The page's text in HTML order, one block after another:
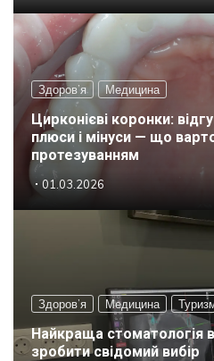
Здоров’я Медицина
Цирконієві коронки:
плюси і мінуси — що
протезуванням
01.03.2026
Здоров’я Медицина
Найкраща стоматологія
зробити свідомий вибір